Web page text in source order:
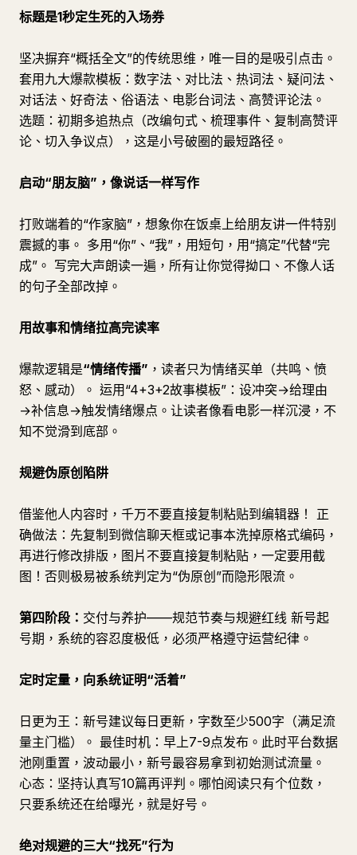
标题是1秒定生死的入场券
坚决摒弃“概括全文”的传统思维，唯一目的是吸引点击。
套用九大爆款模板：数字法、对比法、热词法、疑问法、
对话法、好奇法、俗语法、电影台词法、高赞评论法。
选题：初期多追热点（改编句式、梳理事件、复制高赞评
论、切入争议点），这是小号破圈的最短路径。
启动“朋友脑”，像说话一样写作
打败端着的“作家脑”，想象你在饭桌上给朋友讲一件特别
震撼的事。 多用“你”、“我”，用短句，用“搞定”代替“完
成”。 写完大声朗读一遍，所有让你觉得拗口、不像人话
的句子全部改掉。
用故事和情绪拉高完读率
爆款逻辑是“情绪传播” ，读者只为情绪买单（共鸣、愤
怒、感动）。 运用“4+3+2故事模板”：设冲突→给理由
→补信息→触发情绪爆点。让读者像看电影一样沉浸，不
知不觉滑到底部。
规避伪原创陷阱
借鉴他人内容时，千万不要直接复制粘贴到编辑器！ 正
确做法：先复制到微信聊天框或记事本洗掉原格式编码，
再进行修改排版，图片不要直接复制粘贴，一定要用截
图！否则极易被系统判定为“伪原创”而隐形限流。
第四阶段： 交付与养护——规范节奏与规避红线 新号起
号期，系统的容忍度极低，必须严格遵守运营纪律。
定时定量，向系统证明“活着”
日更为王：新号建议每日更新，字数至少500字（满足流
量主门槛）。 最佳时机：早上7-9点发布。此时平台数据
池刚重置，波动最小，新号最容易拿到初始测试流量。
心态：坚持认真写10篇再评判。哪怕阅读只有个位数，
只要系统还在给曝光，就是好号。
绝对规避的三大“找死”行为